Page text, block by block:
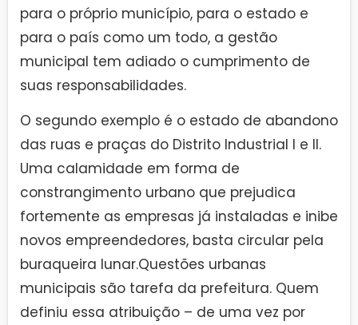
para o próprio município, para o estado e
para o país como um todo, a gestão
municipal tem adiado o cumprimento de
suas responsabilidades.
O segundo exemplo é o estado de abandono
das ruas e praças do Distrito Industrial I e II.
Uma calamidade em forma de
constrangimento urbano que prejudica
fortemente as empresas já instaladas e inibe
novos empreendedores, basta circular pela
buraqueira lunar.Questões urbanas
municipais são tarefa da prefeitura. Quem
definiu essa atribuição – de uma vez por